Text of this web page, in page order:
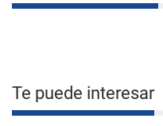
Te puede interesar